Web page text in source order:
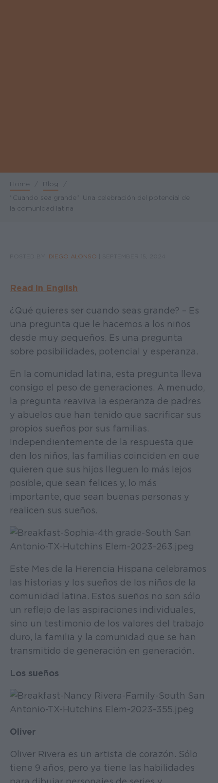
Breadcrumb
Home / Blog
/
“Cuando sea grande”: Una celebración del potencial de
la comunidad latina
DIEGO ALONSO
Read in English
¿Qué quieres ser cuando seas grande? – Es
una pregunta que le hacemos a los niños
desde muy pequeños. Es una pregunta
sobre posibilidades, potencial y esperanza.
En la comunidad latina, esta pregunta lleva
consigo el peso de generaciones. A menudo,
la pregunta reaviva la esperanza de padres
y abuelos que han tenido que sacrificar sus
propios sueños por sus familias.
Independientemente de la respuesta que
den los niños, las familias coinciden en que
quieren que sus hijos lleguen lo más lejos
posible, que sean felices y, lo más
importante, que sean buenas personas y
realicen sus sueños.
Este Mes de la Herencia Hispana celebramos
las historias y los sueños de los niños de la
comunidad latina. Estos sueños no son sólo
un reflejo de las aspiraciones individuales,
sino un testimonio de los valores del trabajo
duro, la familia y la comunidad que se han
transmitido de generación en generación.
Los sueños
Oliver
Oliver Rivera es un artista de corazón. Sólo
tiene 9 años, pero ya tiene las habilidades